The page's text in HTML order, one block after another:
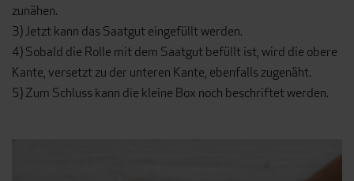
zunähen.
3) Jetzt kann das Saatgut eingefüllt werden.
4) Sobald die Rolle mit dem Saatgut befüllt ist, wird die obere
Kante, versetzt zu der unteren Kante, ebenfalls zugenäht.
5) Zum Schluss kann die kleine Box noch beschriftet werden.